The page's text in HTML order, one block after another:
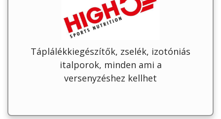
Táplálékkiegészítők, zselék, izotóniás
italporok, minden ami a
versenyzéshez kellhet